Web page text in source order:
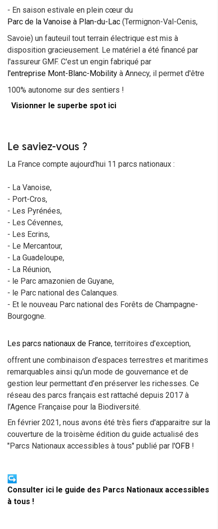
- En saison estivale en plein cœur du
Parc de la Vanoise à Plan-du-Lac (Termignon-Val-Cenis,
Savoie) un fauteuil tout terrain électrique est mis à
disposition gracieusement. Le matériel a été financé par
l'assureur GMF. C'est un engin fabriqué par
l'entreprise Mont-Blanc-Mobility à Annecy, il permet d'être
100% autonome sur des sentiers !
Visionner le superbe spot ici
Le saviez-vous ?
La France compte aujourd’hui 11 parcs nationaux :
- La Vanoise,
- Port-Cros,
- Les Pyrénées,
- Les Cévennes,
- Les Ecrins,
- Le Mercantour,
- La Guadeloupe,
- La Réunion,
- le Parc amazonien de Guyane,
- le Parc national des Calanques.
- Et le nouveau Parc national des Forêts de Champagne-
Bourgogne.
Les parcs nationaux de France, territoires d’exception,
offrent une combinaison d’espaces terrestres et maritimes
remarquables ainsi qu'un mode de gouvernance et de
gestion leur permettant d’en préserver les richesses. Ce
réseau des parcs français est rattaché depuis 2017 à
l’Agence Française pour la Biodiversité.
En février 2021, nous avons été très fiers d'apparaitre sur la
couverture de la troisème édition du guide actualisé des
"Parcs Nationaux accessibles à tous" publié par l'OFB !
Consulter ici le guide des Parcs Nationaux accessibles
à tous !